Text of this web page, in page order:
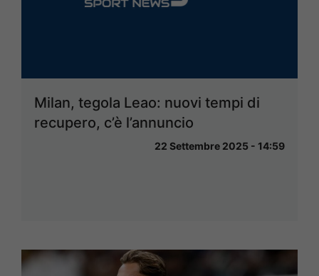
Milan, tegola Leao: nuovi tempi di
recupero, c’è l’annuncio
22 Settembre 2025 - 14:59